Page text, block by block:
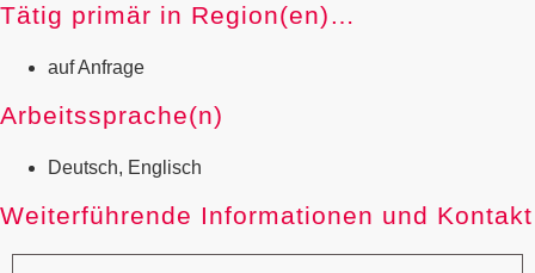
Tätig primär in Region(en)…
auf Anfrage
Arbeitssprache(n)
Deutsch, Englisch
Weiterführende Informationen und Kontakt